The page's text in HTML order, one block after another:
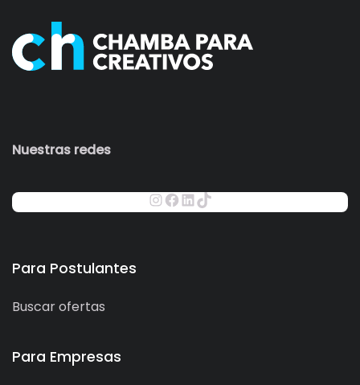
Nuestras redes
Para Postulantes
Buscar ofertas
Para Empresas